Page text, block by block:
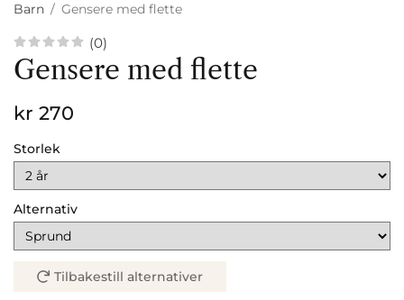
Barn / Gensere med flette
(0)
Gensere med flette
kr 270
Storlek
Alternativ
Tilbakestill alternativer